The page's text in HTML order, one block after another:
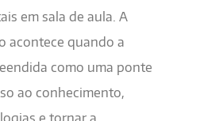
em sala de aula. A
acontece quando a
como uma ponte
ao conhecimento,
e tornar a